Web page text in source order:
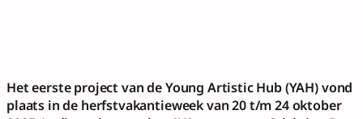
Het eerste project van de Young Artistic Hub (YAH) vond
plaats in de herfstvakantieweek van 20 t/m 24 oktober